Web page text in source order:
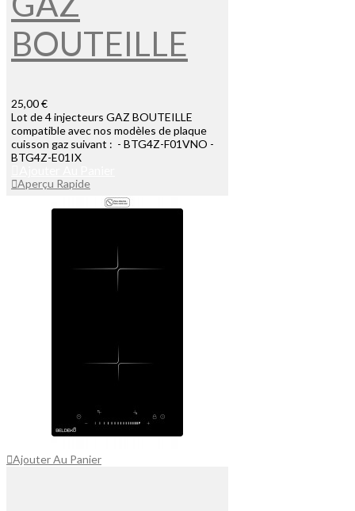
BOUTEILLE
25,00 €
Lot de 4 injecteurs GAZ BOUTEILLE
compatible avec nos modèles de plaque
cuisson gaz suivant : - BTG4Z-F01VNO -
BTG4Z-E01IX
Aperçu Rapide
Ajouter Au Panier